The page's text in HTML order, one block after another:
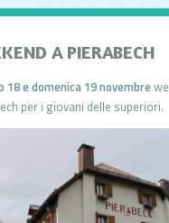
A PIERABECH
18 e domenica 19 novembre
per i giovani delle superiori.